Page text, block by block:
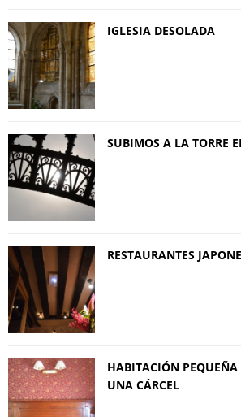
IGLESIA DESOLADA
SUBIMOS A LA TORRE
RESTAURANTES
HABITACIÓN
UNA CÁRCEL